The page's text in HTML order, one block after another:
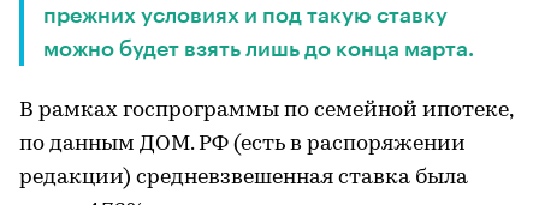
прежних условиях и под такую ставку
можно будет взять лишь до конца марта.
В рамках госпрограммы по семейной ипотеке,
по данным ДОМ. РФ (есть в распоряжении
редакции) средневзвешенная ставка была